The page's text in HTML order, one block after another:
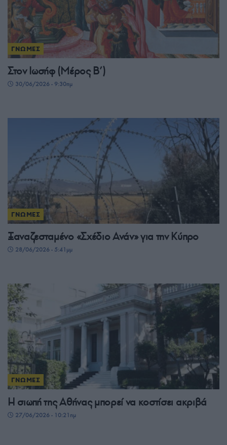
ΓΝΩΜΕΣ
Στον Ιωσήφ (Μέρος Β’)
30/06/2026 - 9:30πμ
ΓΝΩΜΕΣ
Ξαναζεσταμένο «Σχέδιο Ανάν» για την Κύπρο
28/06/2026 - 5:41μμ
ΓΝΩΜΕΣ
Η σιωπή της Αθήνας μπορεί να κοστίσει ακριβά
27/06/2026 - 10:21πμ